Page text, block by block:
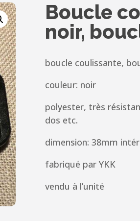
Boucle
noir,
boucle coulissante,
couleur: noir
polyester, très
dos etc.
dimension: 38mm
fabriqué par YKK
vendu à l’unité